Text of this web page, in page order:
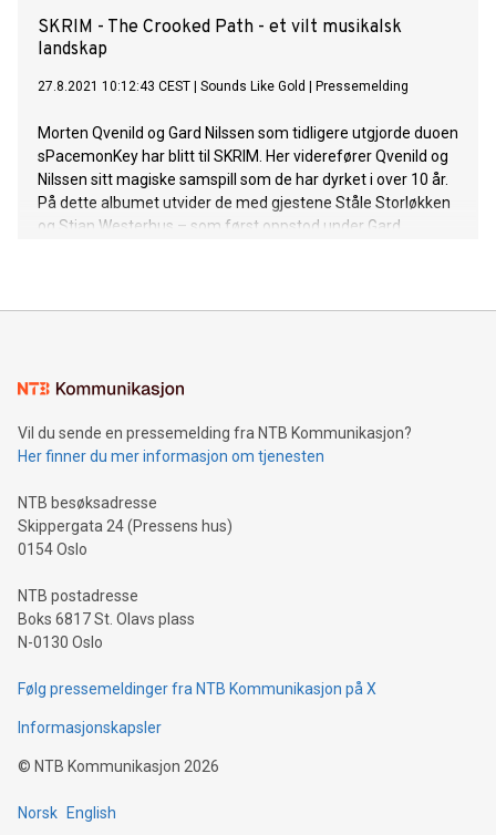
SKRIM - The Crooked Path - et vilt musikalsk
landskap
27.8.2021 10:12:43 CEST Sounds Like Gold Pressemelding
Morten Qvenild og Gard Nilssen som tidligere utgjorde duoen
sPacemonKey har blitt til SKRIM. Her viderefører Qvenild og
Nilssen sitt magiske samspill som de har dyrket i over 10 år.
På dette albumet utvider de med gjestene Ståle Storløkken
og Stian Westerhus – som først oppstod under Gard
Vil du sende en pressemelding fra NTB Kommunikasjon?
Her finner du mer informasjon om tjenesten
NTB besøksadresse
Skippergata 24 (Pressens hus)
0154 Oslo
NTB postadresse
Boks 6817 St. Olavs plass
N-0130 Oslo
Følg pressemeldinger fra NTB Kommunikasjon på X
Informasjonskapsler
© NTB Kommunikasjon 2026
Norsk English